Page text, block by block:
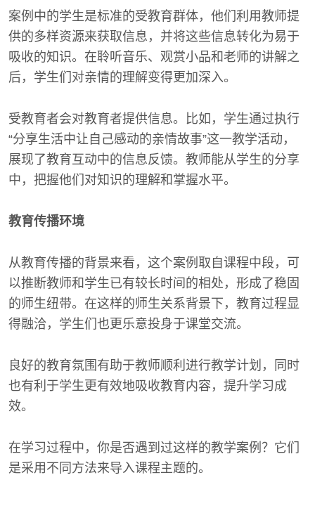
案例中的学生是标准的受教育群体，他们利用教师提
供的多样资源来获取信息，并将这些信息转化为易于
吸收的知识。在聆听音乐、观赏小品和老师的讲解之
后，学生们对亲情的理解变得更加深入。
受教育者会对教育者提供信息。比如，学生通过执行
“分享生活中让自己感动的亲情故事”这一教学活动，
展现了教育互动中的信息反馈。教师能从学生的分享
中，把握他们对知识的理解和掌握水平。
教育传播环境
从教育传播的背景来看，这个案例取自课程中段，可
以推断教师和学生已有较长时间的相处，形成了稳固
的师生纽带。在这样的师生关系背景下，教育过程显
得融洽，学生们也更乐意投身于课堂交流。
良好的教育氛围有助于教师顺利进行教学计划，同时
也有利于学生更有效地吸收教育内容，提升学习成
效。
在学习过程中，你是否遇到过这样的教学案例？它们
是采用不同方法来导入课程主题的。